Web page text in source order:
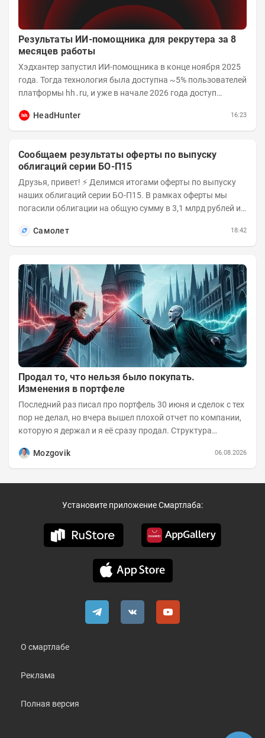
Результаты ИИ-помощника для рекрутера за 8
месяцев работы
Хэдхантер запустил ИИ-помощника в конце ноября 2025
года. Тогда технология была доступна ~5% пользователей
платформы hh․ru, и уже в начале 2026 года доступ
HeadHunter
16:23
Сообщаем результаты оферты по выпуску
облигаций серии БО-П15
Друзья, привет! ⚡️ Делимся итогами оферты по выпуску
наших облигаций серии БО-П15. В рамках оферты мы
погасили облигации на общую сумму в 3,1 млрд рублей из
Самолет
18:42
Продал то, что нельзя было покупать.
Изменения в портфеле
Последний раз писал про портфель 30 июня и сделок с тех
пор не делал, но вчера вышел плохой отчет по компании,
которую я держал и я её сразу продал. Структура
Mozgovik
06.08.2026
Установите приложение Смартлаба:
О смартлабе
Реклама
Полная версия